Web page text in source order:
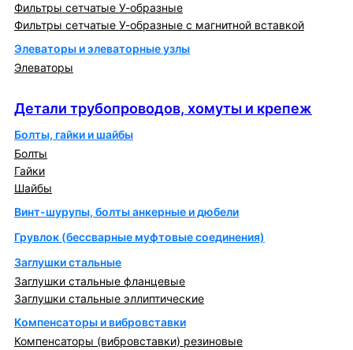
Фильтры сетчатые У-образные
Фильтры сетчатые У-образные с магнитной вставкой
Элеваторы и элеваторные узлы
Элеваторы
Детали трубопроводов, хомуты и крепеж
Болты, гайки и шайбы
Болты
Гайки
Шайбы
Винт-шурупы, болты анкерные и дюбели
Грувлок (бессварные муфтовые соединения)
Заглушки стальные
Заглушки стальные фланцевые
Заглушки стальные эллиптические
Компенсаторы и вибровставки
Компенсаторы (вибровставки) резиновые